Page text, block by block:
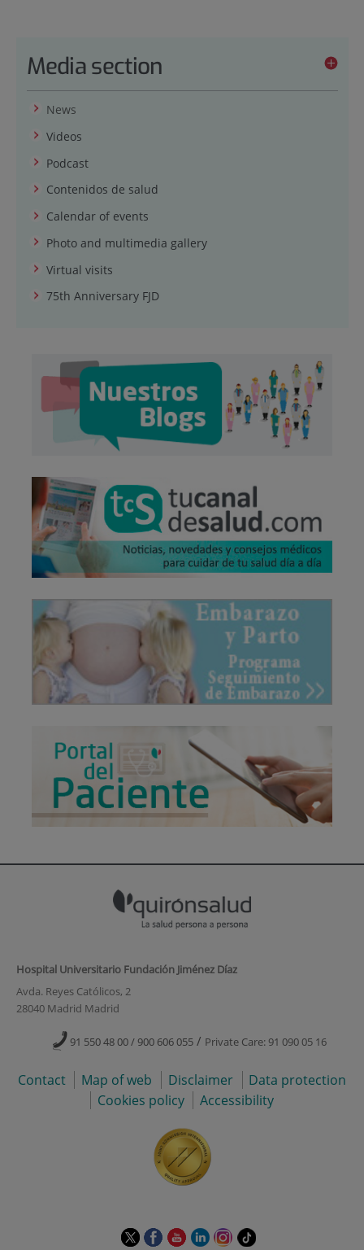
Media section
News
Videos
Podcast
Contenidos de salud
Calendar of events
Photo and multimedia gallery
Virtual visits
75th Anniversary FJD
Hospital Universitario Fundación Jiménez Díaz
Avda. Reyes Católicos, 2
28040 Madrid Madrid
91 550 48 00 / 900 606 055 / Private Care: 91 090 05 16
Contact Map of web Disclaimer
Data protection
Cookies policy
Accessibility
This This This This This Link